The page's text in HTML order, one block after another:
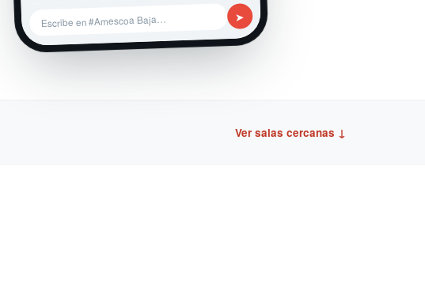
Escribe en #Amescoa Baja… ➤
Ver salas cercanas ↓